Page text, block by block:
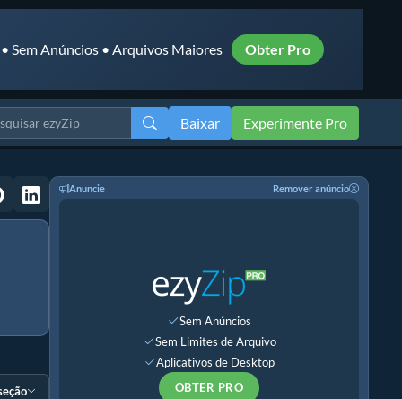
Sem Anúncios • Arquivos Maiores Obter Pro
Baixar Experimente Pro
Anuncie Remover anúncio
Sem Anúncios
Sem Limites de Arquivo
Aplicativos de Desktop
OBTER PRO